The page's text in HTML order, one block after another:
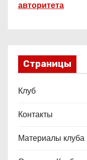
авторитета
Страницы
Клуб
Контакты
Материалы клуба